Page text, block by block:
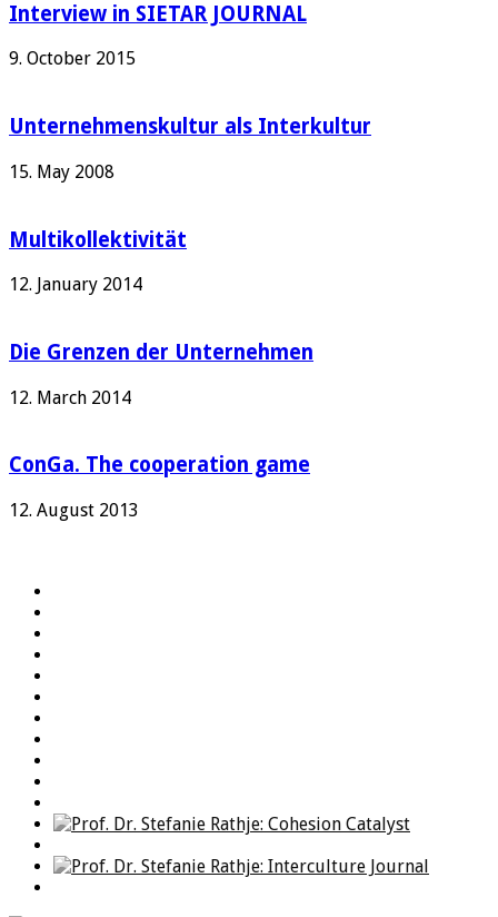
Interview in SIETAR JOURNAL
9. October 2015
Unternehmenskultur als Interkultur
15. May 2008
Multikollektivität
12. January 2014
Die Grenzen der Unternehmen
12. March 2014
ConGa. The cooperation game
12. August 2013